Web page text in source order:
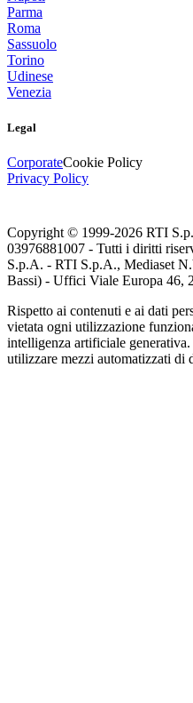
Parma
Roma
Sassuolo
Torino
Udinese
Venezia
Legal
CorporateCookie Policy
Privacy Policy
Copyright © 1999-2026 RTI
03976881007 - Tutti i diritti
S.p.A. - RTI S.p.A., Mediaset
Bassi) - Uffici Viale Europa 46,
Rispetto ai contenuti e ai dati
vietata ogni utilizzazione
intelligenza artificiale
utilizzare mezzi automatizzati di